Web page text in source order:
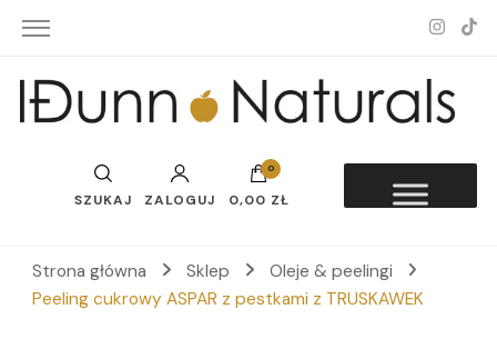
Idunn-Naturals
SZUKAJ ZALOGUJ
0
0,00 ZŁ
Strona główna Sklep
Oleje & peelingi
Peeling cukrowy ASPAR z pestkami z TRUSKAWEK